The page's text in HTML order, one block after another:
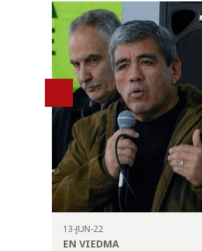
13-JUN-22
EN VIEDMA